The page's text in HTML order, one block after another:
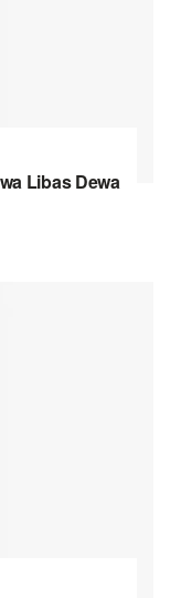
Libas Dewa